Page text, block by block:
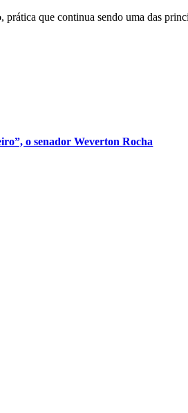
que continua sendo uma das
o senador Weverton Rocha